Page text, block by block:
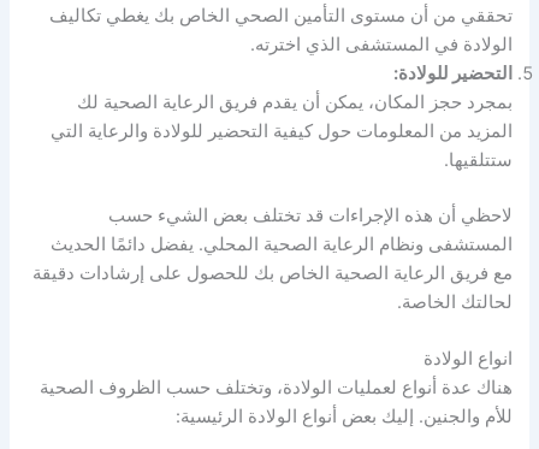
تحققي من أن مستوى التأمين الصحي الخاص بك يغطي تكاليف
الولادة في المستشفى الذي اخترته.
التحضير للولادة:
بمجرد حجز المكان، يمكن أن يقدم فريق الرعاية الصحية لك
المزيد من المعلومات حول كيفية التحضير للولادة والرعاية التي
ستتلقيها.
لاحظي أن هذه الإجراءات قد تختلف بعض الشيء حسب
المستشفى ونظام الرعاية الصحية المحلي. يفضل دائمًا الحديث
مع فريق الرعاية الصحية الخاص بك للحصول على إرشادات دقيقة
لحالتك الخاصة.
انواع الولادة
هناك عدة أنواع لعمليات الولادة، وتختلف حسب الظروف الصحية
للأم والجنين. إليك بعض أنواع الولادة الرئيسية: